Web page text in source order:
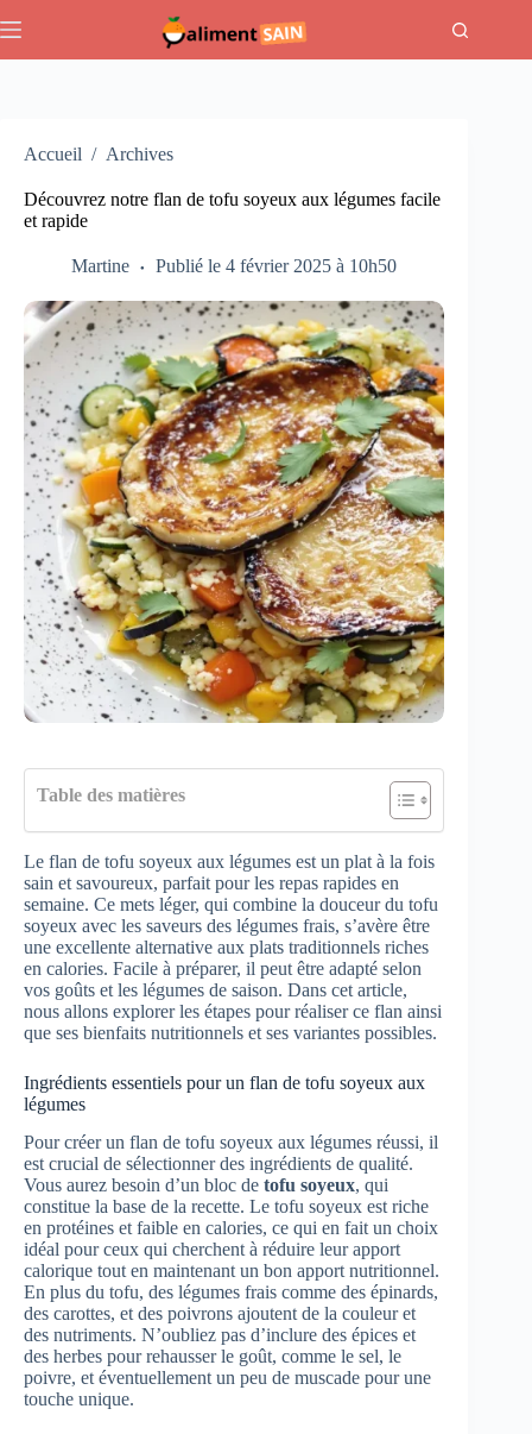
au
Accueil / Archives
Découvrez notre flan de tofu soyeux aux légumes facile
et rapide
Martine Publié le 4 février 2025 à 10h50
Table des matières
Le flan de tofu soyeux aux légumes est un plat à la fois
sain et savoureux, parfait pour les repas rapides en
semaine. Ce mets léger, qui combine la douceur du tofu
soyeux avec les saveurs des légumes frais, s’avère être
une excellente alternative aux plats traditionnels riches
en calories. Facile à préparer, il peut être adapté selon
vos goûts et les légumes de saison. Dans cet article,
nous allons explorer les étapes pour réaliser ce flan ainsi
que ses bienfaits nutritionnels et ses variantes possibles.
Ingrédients essentiels pour un flan de tofu soyeux aux
légumes
Pour créer un flan de tofu soyeux aux légumes réussi, il
est crucial de sélectionner des ingrédients de qualité.
Vous aurez besoin d’un bloc de tofu soyeux, qui
constitue la base de la recette. Le tofu soyeux est riche
en protéines et faible en calories, ce qui en fait un choix
idéal pour ceux qui cherchent à réduire leur apport
calorique tout en maintenant un bon apport nutritionnel.
En plus du tofu, des légumes frais comme des épinards,
des carottes, et des poivrons ajoutent de la couleur et
des nutriments. N’oubliez pas d’inclure des épices et
des herbes pour rehausser le goût, comme le sel, le
poivre, et éventuellement un peu de muscade pour une
touche unique.